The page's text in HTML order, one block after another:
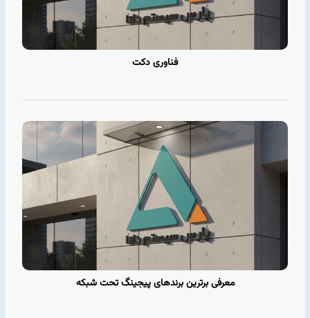
فناوری دکت
معرفی برترین برندهای پیجینگ تحت شبکه